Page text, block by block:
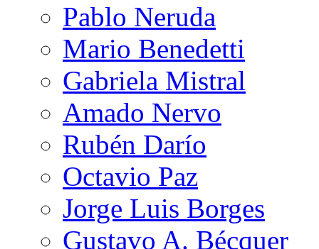
Pablo Neruda
Mario Benedetti
Gabriela Mistral
Amado Nervo
Rubén Darío
Octavio Paz
Jorge Luis Borges
Gustavo A. Bécquer